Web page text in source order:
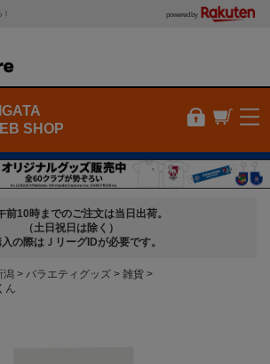
powered by
SHOP
前10時までのご注文は当日出荷。
（土日祝日は除く）
の際はＪリーグIDが必要です。
潟 バラエティグッズ
雑貨
ん